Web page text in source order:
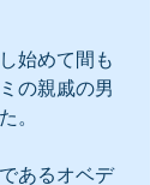
始めて間も
の親戚の男
。
あるオベデ